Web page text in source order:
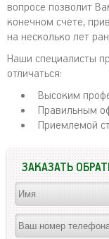
вопросе позволит
конечном счете,
на несколько лет
Наши специалисты
отличаться:
Высоким
Правильным
Приемлемой
ЗАКАЗАТЬ